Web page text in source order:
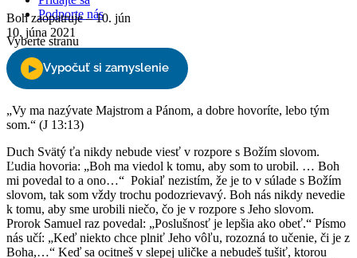
Podporte nás
Vyberte stranu
Boh zaopatruje – 10. jún
10. júna 2021
„Vy ma nazývate Majstrom a Pánom, a dobre hovoríte, lebo tým
som.“ (J 13:13)
Duch Svätý ťa nikdy nebude viesť v rozpore s Božím slovom.
Ľudia hovoria: „Boh ma viedol k tomu, aby som to urobil. … Boh
mi povedal to a ono…“ Pokiaľ nezistím, že je to v súlade s Božím
slovom, tak som vždy trochu podozrievavý. Boh nás nikdy nevedie
k tomu, aby sme urobili niečo, čo je v rozpore s Jeho slovom.
Prorok Samuel raz povedal: „Poslušnosť je lepšia ako obeť.“ Písmo
nás učí: „Keď niekto chce plniť Jeho vôľu, rozozná to učenie, či je z
Boha,…“ Keď sa ocitneš v slepej uličke a nebudeš tušiť, ktorou